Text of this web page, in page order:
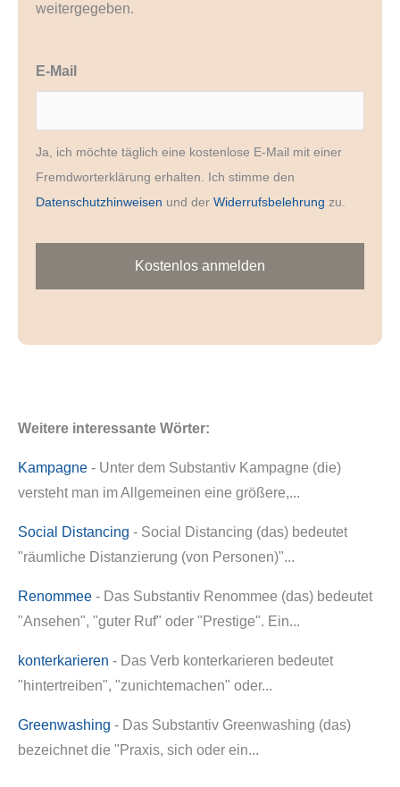
weitergegeben.
E-Mail
Ja, ich möchte täglich eine kostenlose E-Mail mit einer
Fremdworterklärung erhalten. Ich stimme den
Datenschutzhinweisen und der Widerrufsbelehrung zu.
Weitere interessante Wörter:
Kampagne - Unter dem Substantiv Kampagne (die)
versteht man im Allgemeinen eine größere,...
Social Distancing - Social Distancing (das) bedeutet
"räumliche Distanzierung (von Personen)"...
Renommee - Das Substantiv Renommee (das) bedeutet
"Ansehen", "guter Ruf" oder "Prestige". Ein...
konterkarieren - Das Verb konterkarieren bedeutet
"hintertreiben", "zunichtemachen" oder...
Greenwashing - Das Substantiv Greenwashing (das)
bezeichnet die "Praxis, sich oder ein...